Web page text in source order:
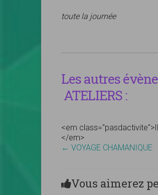
toute la journée
Les autres
ATELIERS :
<em
</em>
← VOYAGE CHAMANIQUE
Vous aimerez